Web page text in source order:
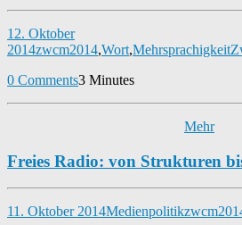
12. Oktober
2014zwcm2014,Wort,Mehrsprachigkeit
0 Comments3 Minutes
Mehr
Freies Radio: von Strukturen
11. Oktober 2014Medienpolitik